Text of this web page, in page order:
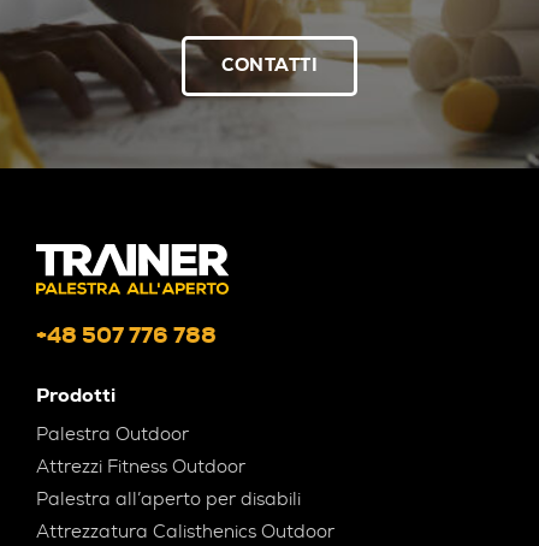
CONTATTI
+48 507 776 788
Prodotti
Palestra Outdoor
Attrezzi Fitness Outdoor
Palestra all’aperto per disabili
Attrezzatura Calisthenics Outdoor